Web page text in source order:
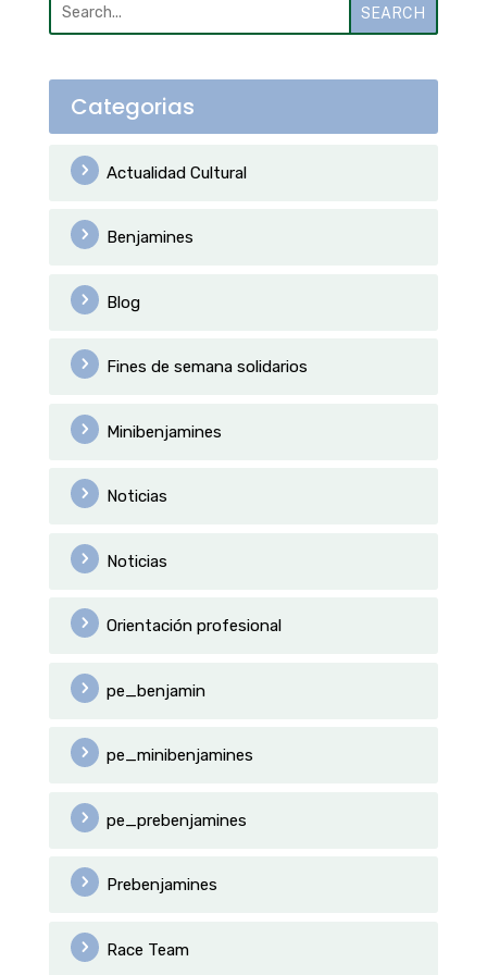
SEARCH
Categorias
Actualidad Cultural
Benjamines
Blog
Fines de semana solidarios
Minibenjamines
Noticias
Noticias
Orientación profesional
pe_benjamin
pe_minibenjamines
pe_prebenjamines
Prebenjamines
Race Team